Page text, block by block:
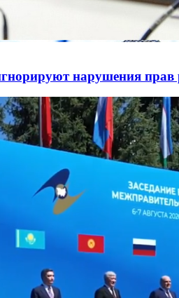
нарушения прав